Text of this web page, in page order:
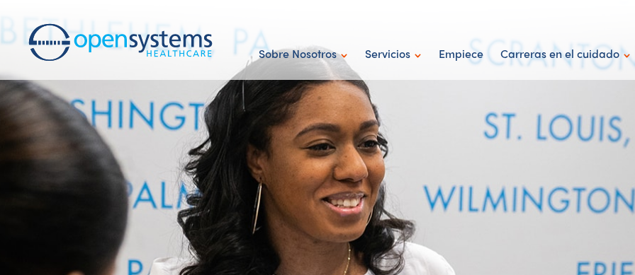
Sobre Nosotros
Nuestro Equipo
Servicios
Cuidado personal
Empiece Carreras en el cuidado
Profesionales de
soporte directo
salud en el hogar